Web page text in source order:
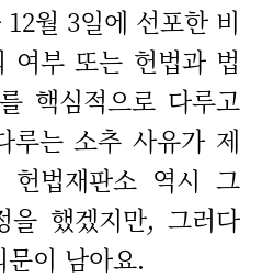
월 3일에 선포한 비
여부 또는 헌법과 법
핵심적으로 다루고
루는 소추 사유가 제
헌법재판소 역시 그
을 했겠지만, 그러다
이 남아요.